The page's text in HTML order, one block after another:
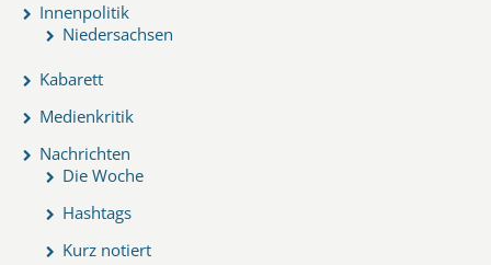
Innenpolitik
Niedersachsen
Kabarett
Medienkritik
Nachrichten
Die Woche
Hashtags
Kurz notiert